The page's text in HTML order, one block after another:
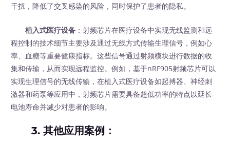
干扰，降低了交叉感染的风险，同时保护了患者的隐私。
植入式医疗设备 ：射频芯片在医疗设备中实现无线监测和远
程控制的技术细节主要涉及通过无线方式传输生理信号，例如心
率、血糖等重要健康指标。这些信号通过射频模块进行数据的收
集和传输，从而实现远程监控。例如，基于nRF905射频芯片可以
实现生理信号的无线传输，在植入式医疗设备如起搏器、神经刺
激器和药泵等应用中，射频芯片需要具备超低功率的特点以延长
电池寿命并减少对患者的影响。
3.其他应用案例 ：